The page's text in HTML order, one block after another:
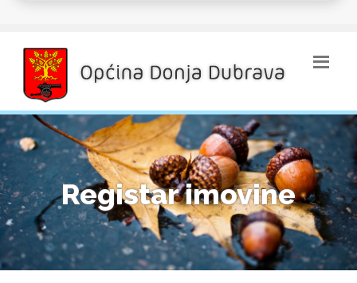
Registar imovine